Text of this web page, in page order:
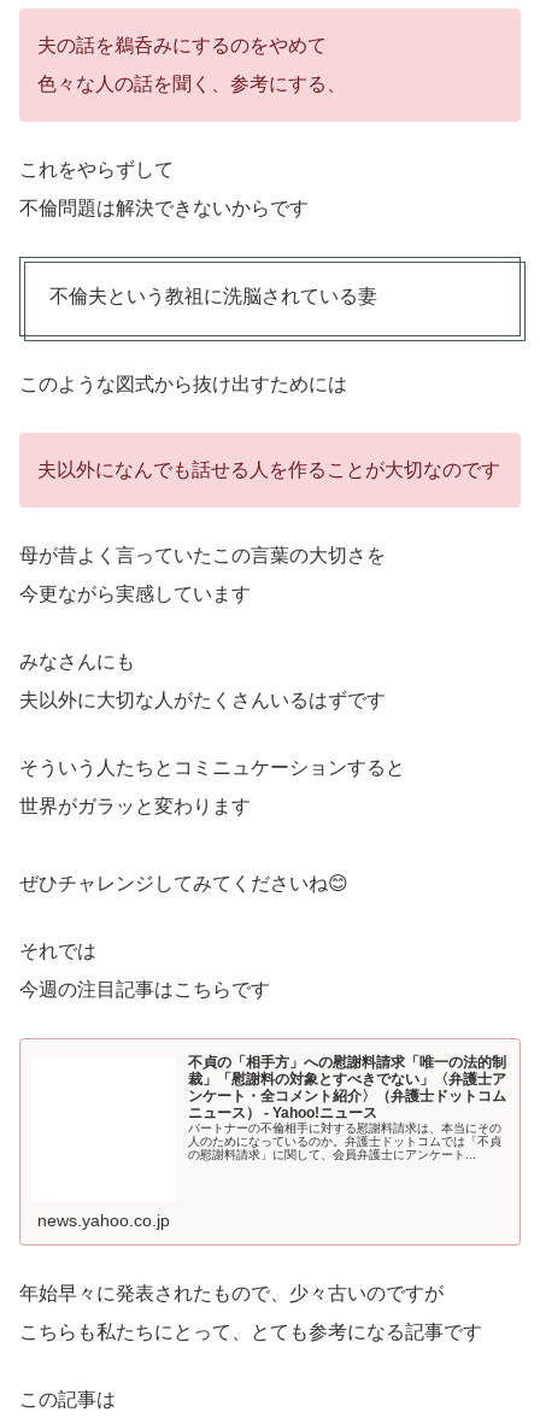
夫の話を鵜呑みにするのをやめて
色々な人の話を聞く、参考にする、
これをやらずして
不倫問題は解決できないからです
不倫夫という教祖に洗脳されている妻
このような図式から抜け出すためには
夫以外になんでも話せる人を作ることが大切なのです
母が昔よく言っていたこの言葉の大切さを
今更ながら実感しています
みなさんにも
夫以外に大切な人がたくさんいるはずです
そういう人たちとコミニュケーションすると
世界がガラッと変わります
ぜひチャレンジしてみてくださいね😊
それでは
今週の注目記事はこちらです
不貞の「相手方」への慰謝料請求「唯一の法的制
裁」「慰謝料の対象とすべきでない」〈弁護士ア
ンケート・全コメント紹介〉（弁護士ドットコム
ニュース） - Yahoo!ニュース
パートナーの不倫相手に対する慰謝料請求は、本当にその
人のためになっているのか。弁護士ドットコムでは「不貞
の慰謝料請求」に関して、会員弁護士にアンケート...
news.yahoo.co.jp
年始早々に発表されたもので、少々古いのですが
こちらも私たちにとって、とても参考になる記事です
この記事は